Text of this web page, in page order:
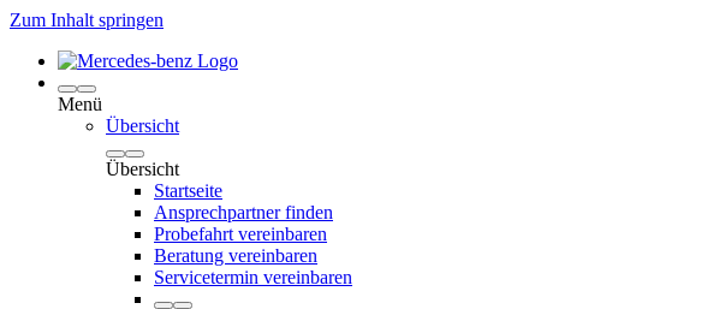
Zum Inhalt springen
Menü
Übersicht
Übersicht
Startseite
Ansprechpartner finden
Probefahrt vereinbaren
Beratung vereinbaren
Servicetermin vereinbaren